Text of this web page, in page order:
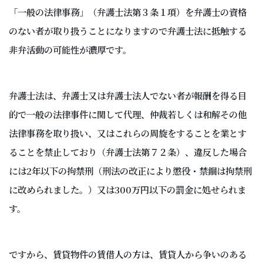
「一般の法律事務」（弁護士法第３条１項）を弁護士の資格
のない者が取り扱うことになりますので弁護士法に抵触する
非弁活動の可能性が濃厚です。
弁護士法は、弁護士又は弁護士法人でない者が報酬を得る目
的で一般の法律事件に関して代理、仲裁若しくは和解その他
法律事務を取り扱い、又はこれらの周旋をすることを業とす
ることを禁止しており（弁護士法第７２条）、違反した場合
には2年以下の拘禁刑（刑法の改正により懲役・禁錮は拘禁刑
に改められました。）又は300万円以下の罰金に処せられま
す。
ですから、賃貸物件の賃借人の方は、賃貸人から争いのある